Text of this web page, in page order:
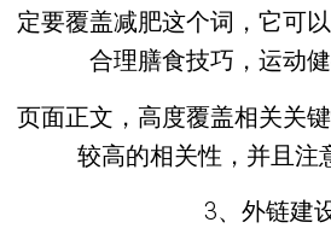
定要覆盖减肥这个词，它可
合理膳食技巧，运动健
页面正文，高度覆盖相关关
较高的相关性，并且注
3、外链建